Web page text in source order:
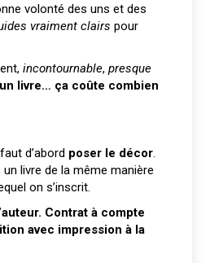
volonté des uns et des
vraiment clairs pour
incontournable,presque
livre… ça coûte combien
d’abord poser le décor
un livre de la même manière
on s’inscrit.
. Contrat à compte
avec impression à la